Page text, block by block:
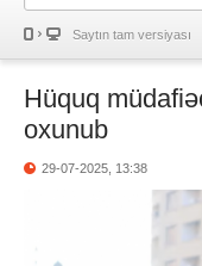
Saytın tam versiyası
Hüquq
oxunub
29-07-2025, 13:38